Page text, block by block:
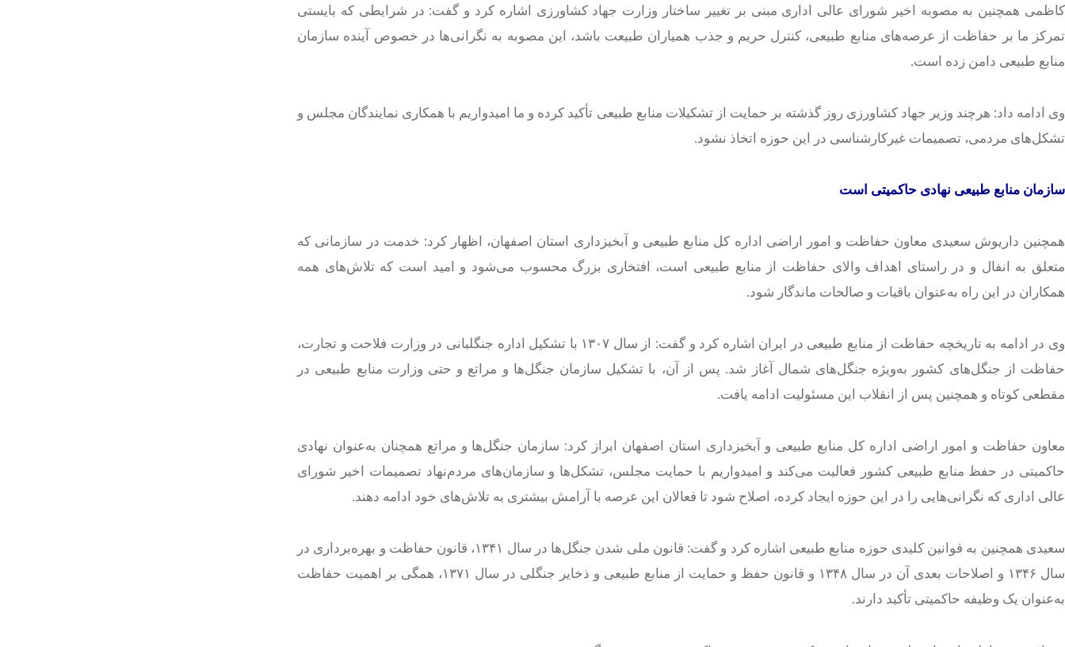
کاظمی همچنین به مصوبه اخیر شورای عالی اداری مبنی بر تغییر ساختار وزارت جهاد کشاورزی اشاره کرد و گفت: در شرایطی که بایستی
تمرکز ما بر حفاظت از عرصه‌های منابع طبیعی، کنترل حریم و جذب همیاران طبیعت باشد، این مصوبه به نگرانی‌ها در خصوص آینده سازمان
منابع طبیعی دامن زده است.
وی ادامه داد: هرچند وزیر جهاد کشاورزی روز گذشته بر حمایت از تشکیلات منابع طبیعی تأکید کرده و ما امیدواریم با همکاری نمایندگان مجلس و
تشکل‌های مردمی، تصمیمات غیرکارشناسی در این حوزه اتخاذ نشود.
سازمان منابع طبیعی نهادی حاکمیتی است
همچنین داریوش سعیدی معاون حفاظت و امور اراضی اداره کل منابع طبیعی و آبخیزداری استان اصفهان، اظهار کرد: خدمت در سازمانی که
متعلق به انفال و در راستای اهداف والای حفاظت از منابع طبیعی است، افتخاری بزرگ محسوب می‌شود و امید است که تلاش‌های همه
همکاران در این راه به‌عنوان باقیات و صالحات ماندگار شود.
وی در ادامه به تاریخچه حفاظت از منابع طبیعی در ایران اشاره کرد و گفت: از سال ۱۳۰۷ با تشکیل اداره جنگلبانی در وزارت فلاحت و تجارت،
حفاظت از جنگل‌های کشور به‌ویژه جنگل‌های شمال آغاز شد. پس از آن، با تشکیل سازمان جنگل‌ها و مراتع و حتی وزارت منابع طبیعی در
مقطعی کوتاه و همچنین پس از انقلاب این مسئولیت ادامه یافت.
معاون حفاظت و امور اراضی اداره کل منابع طبیعی و آبخیزداری استان اصفهان ابراز کرد: سازمان جنگل‌ها و مراتع همچنان به‌عنوان نهادی
حاکمیتی در حفظ منابع طبیعی کشور فعالیت می‌کند و امیدواریم با حمایت مجلس، تشکل‌ها و سازمان‌های مردم‌نهاد تصمیمات اخیر شورای
عالی اداری که نگرانی‌هایی را در این حوزه ایجاد کرده، اصلاح شود تا فعالان این عرصه با آرامش بیشتری به تلاش‌های خود ادامه دهند.
سعیدی همچنین به قوانین کلیدی حوزه منابع طبیعی اشاره کرد و گفت: قانون ملی شدن جنگل‌ها در سال ۱۳۴۱، قانون حفاظت و بهره‌برداری در
سال ۱۳۴۶ و اصلاحات بعدی آن در سال ۱۳۴۸ و قانون حفظ و حمایت از منابع طبیعی و ذخایر جنگلی در سال ۱۳۷۱، همگی بر اهمیت حفاظت
به‌عنوان یک وظیفه حاکمیتی تأکید دارند.